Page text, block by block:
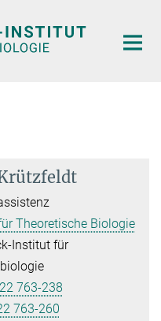
Theoretische Biologie
Institut für
763-238
763-260